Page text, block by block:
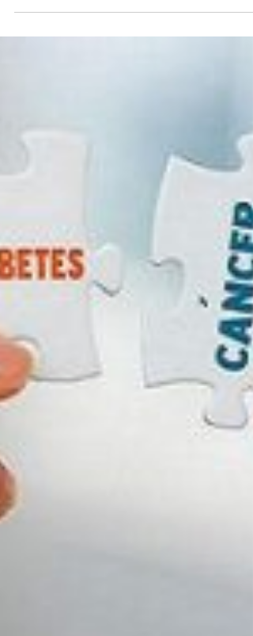
moderada como intensa, mejora la salud y
presentan riesgo de mortalidad superior (20